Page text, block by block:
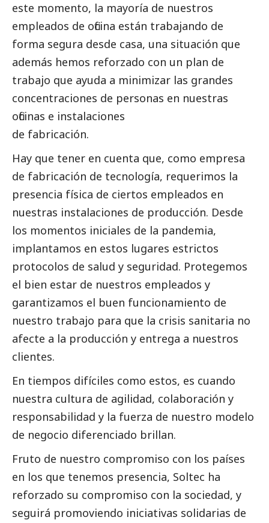
este momento, la mayoría de nuestros
empleados de oficina están trabajando de
forma segura desde casa, una situación que
además hemos reforzado con un plan de
trabajo que ayuda a minimizar las grandes
concentraciones de personas en nuestras
oficinas e instalaciones
de fabricación.
Hay que tener en cuenta que, como empresa
de fabricación de tecnología, requerimos la
presencia física de ciertos empleados en
nuestras instalaciones de producción. Desde
los momentos iniciales de la pandemia,
implantamos en estos lugares estrictos
protocolos de salud y seguridad. Protegemos
el bien estar de nuestros empleados y
garantizamos el buen funcionamiento de
nuestro trabajo para que la crisis sanitaria no
afecte a la producción y entrega a nuestros
clientes.
En tiempos difíciles como estos, es cuando
nuestra cultura de agilidad, colaboración y
responsabilidad y la fuerza de nuestro modelo
de negocio diferenciado brillan.
Fruto de nuestro compromiso con los países
en los que tenemos presencia, Soltec ha
reforzado su compromiso con la sociedad, y
seguirá promoviendo iniciativas solidarias de